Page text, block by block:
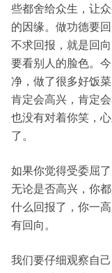
些都舍给众生，让
的因缘。做功德要
不求回报，就是回
要看别人的脸色。
净，做了很多好饭
肯定会高兴，肯定
也没有对着你笑，
了。
如果你觉得受委屈
无论是否高兴，你
什么回报了，你一
有回向。
我们要仔细观察自